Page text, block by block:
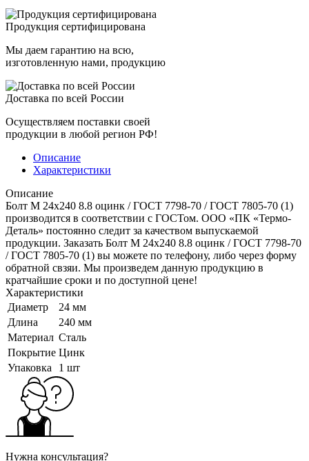
Продукция сертифицирована
Мы даем гарантию на всю,
изготовленную нами, продукцию
Доставка по всей России
Осуществляем поставки своей
продукции в любой регион РФ!
Описание
Характеристики
Описание
Болт M 24x240 8.8 оцинк / ГОСТ 7798-70 / ГОСТ 7805-70 (1)
производится в соответствии с ГОСТом. ООО «ПК «Термо-
Деталь» постоянно следит за качеством выпускаемой
продукции. Заказать Болт M 24x240 8.8 оцинк / ГОСТ 7798-70
/ ГОСТ 7805-70 (1) вы можете по телефону, либо через форму
обратной свзяи. Мы произведем данную продукцию в
кратчайшие сроки и по доступной цене!
Характеристики
Диаметр
24 мм
Длина
240 мм
Материал Сталь
Покрытие Цинк
Упаковка
1 шт
Нужна консультация?